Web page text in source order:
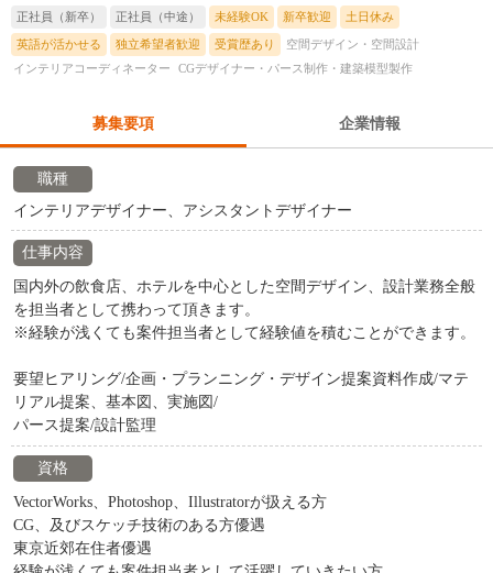
正社員（新卒） 正社員（中途） 未経験OK 新卒歓迎 土日休み
英語が活かせる 独立希望者歓迎 受賞歴あり
空間デザイン・空間設計
インテリアコーディネーター
CGデザイナー・パース制作・建築模型製作
募集要項 企業情報
職種
インテリアデザイナー、アシスタントデザイナー
仕事内容
国内外の飲食店、ホテルを中心とした空間デザイン、設計業務全般
を担当者として携わって頂きます。
※経験が浅くても案件担当者として経験値を積むことができます。
要望ヒアリング/企画・プランニング・デザイン提案資料作成/マテ
リアル提案、基本図、実施図/
パース提案/設計監理
資格
VectorWorks、Photoshop、Illustratorが扱える方
CG、及びスケッチ技術のある方優遇
東京近郊在住者優遇